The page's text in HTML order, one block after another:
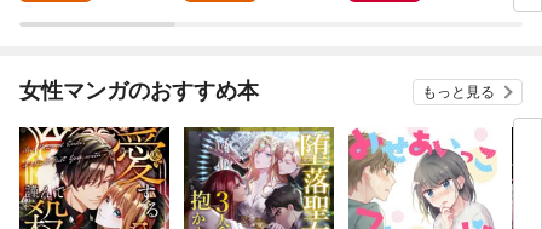
（
女性マンガのおすすめ本 もっと見る